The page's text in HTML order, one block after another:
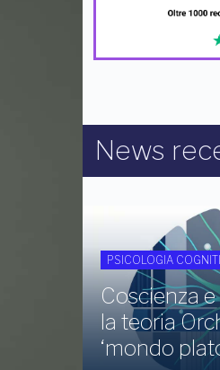
News
PSICOLOGIA
Coscienza
la teoria
‘mondo